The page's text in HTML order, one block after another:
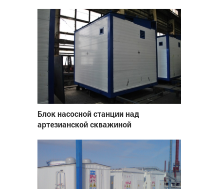
Блок насосной станции над
артезианской скважиной